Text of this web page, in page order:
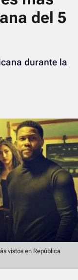
del 5
durante la
vistos en República